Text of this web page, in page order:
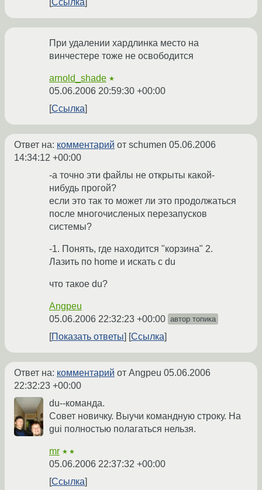
Ссылка
При удалении хардлинка место на
винчестере тоже не освободится
arnold_shade ★
05.06.2006 20:59:30 +00:00
Ссылка
Ответ на: комментарий от schumen 05.06.2006
14:34:12 +00:00
-а точно эти файлы не открыты какой-
нибудь прогой?
если это так то может ли это продолжаться
после многочисленых перезапусков
системы?
-1. Понять, где находится "корзина" 2.
Лазить по home и искать с du
что такое du?
Angpeu
05.06.2006 22:32:23 +00:00 автор топика
Показать ответы Ссылка
Ответ на: комментарий от Angpeu 05.06.2006
22:32:23 +00:00
du--команда.
Совет новичку. Выучи командную строку. На
gui полностью полагаться нельзя.
mr ★★
05.06.2006 22:37:32 +00:00
Ссылка